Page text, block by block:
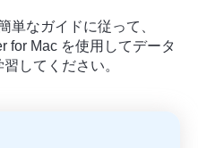
単なガイドに従って、
for Mac を使用してデータ
してください。